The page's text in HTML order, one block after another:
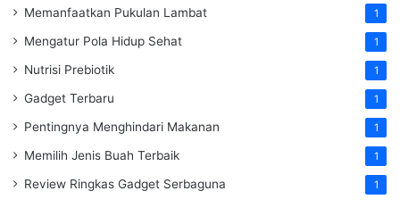
Memanfaatkan Pukulan Lambat 1
Mengatur Pola Hidup Sehat 1
Nutrisi Prebiotik 1
Gadget Terbaru 1
Pentingnya Menghindari Makanan 1
Memilih Jenis Buah Terbaik 1
Review Ringkas Gadget Serbaguna 1